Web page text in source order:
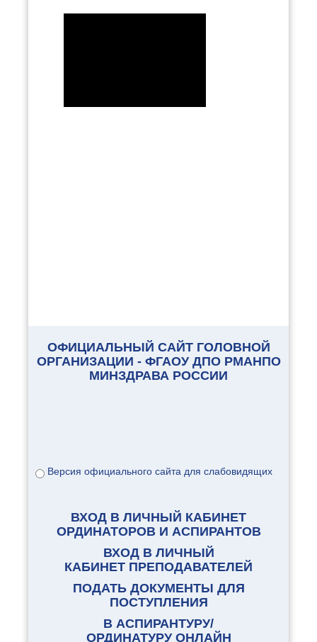
ОФИЦИАЛЬНЫЙ САЙТ ГОЛОВНОЙ
ОРГАНИЗАЦИИ - ФГАОУ ДПО РМАНПО
МИНЗДРАВА РОССИИ
Версия официального сайта для слабовидящих
ВХОД В ЛИЧНЫЙ КАБИНЕТ
ОРДИНАТОРОВ И АСПИРАНТОВ
ВХОД В ЛИЧНЫЙ
КАБИНЕТ ПРЕПОДАВАТЕЛЕЙ
ПОДАТЬ ДОКУМЕНТЫ ДЛЯ
ПОСТУПЛЕНИЯ
В АСПИРАНТУРУ/
ОРДИНАТУРУ ОНЛАЙН